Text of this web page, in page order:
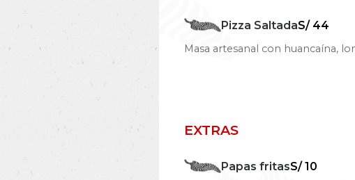
Pizza SaltadaS/ 44
Masa artesanal con huancaína,
EXTRAS
Papas fritasS/ 10